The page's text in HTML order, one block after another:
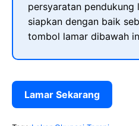
persyaratan pendukung
siapkan dengan baik
tombol lamar dibawah
Lamar Sekarang